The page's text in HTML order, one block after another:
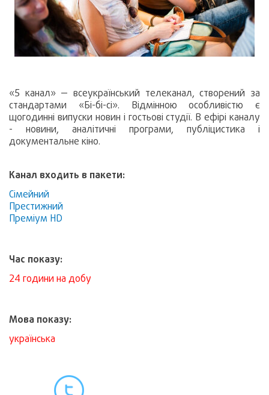
«5 канал» — всеукраїнський телеканал, створений за
стандартами «Бі-бі-сі». Відмінною особливістю є
щогодинні випуски новин і гостьові студії. В ефірі каналу
- новини, аналітичні програми, публіцистика і
документальне кіно.
Канал входить в пакети:
Сімейний
Престижний
Преміум HD
Час показу:
24 години на добу
Мова показу:
українська